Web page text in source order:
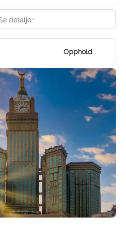
detaljer
Opphold